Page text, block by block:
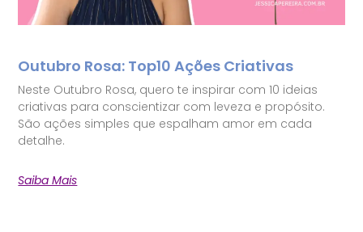
Outubro Rosa: Top10 Ações Criativas
Neste Outubro Rosa, quero te inspirar com 10 ideias
criativas para conscientizar com leveza e propósito.
São ações simples que espalham amor em cada
detalhe.
Saiba Mais